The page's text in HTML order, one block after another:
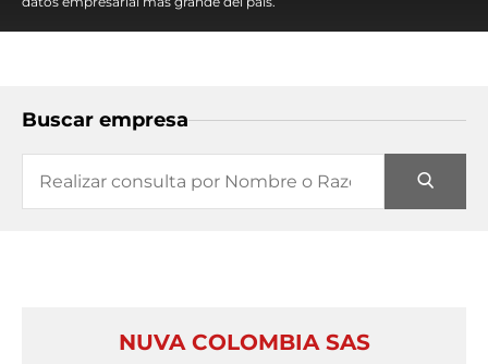
Buscar empresa
NUVA COLOMBIA SAS